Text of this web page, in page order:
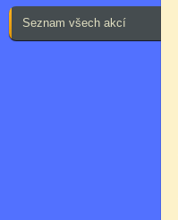
Seznam všech akcí